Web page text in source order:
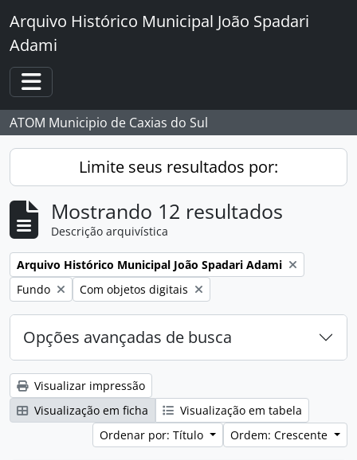
Skip to main content
Arquivo Histórico Municipal João Spadari
Adami
Toggle navigation
ATOM Municipio de Caxias do Sul
Limite seus resultados por:
Mostrando 12 resultados
Descrição arquivística
Remover filtro:
Arquivo Histórico Municipal João Spadari Adami
Remover filtro:
Fundo Remover filtro:
Com objetos digitais
Opções avançadas de busca
Visualizar impressão
Visualização em ficha
Visualização em tabela
Ordenar por: Título
Ordem: Crescente